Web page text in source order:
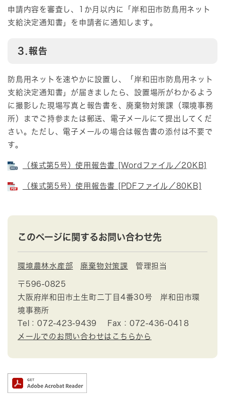
申請内容を審査し、1か月以内に「岸和田市防鳥用ネット
支給決定通知書」を申請者に通知します。
3.報告
防鳥用ネットを速やかに設置し、「岸和田市防鳥用ネット
支給決定通知書」が届きましたら、設置場所がわかるよう
に撮影した現場写真と報告書を、廃棄物対策課（環境事務
所）までご持参または郵送、電子メールにて提出してくだ
さい。ただし、電子メールの場合は報告書の添付は不要で
す。
（様式第5号）使用報告書 [Wordファイル／20KB]
（様式第5号）使用報告書 [PDFファイル／80KB]
このページに関するお問い合わせ先
環境農林水産部 廃棄物対策課 管理担当
〒596-0825
大阪府岸和田市土生町二丁目4番30号 岸和田市環
境事務所
Tel：072-423-9439
Fax：072-436-0418
メールでのお問い合わせはこちらから